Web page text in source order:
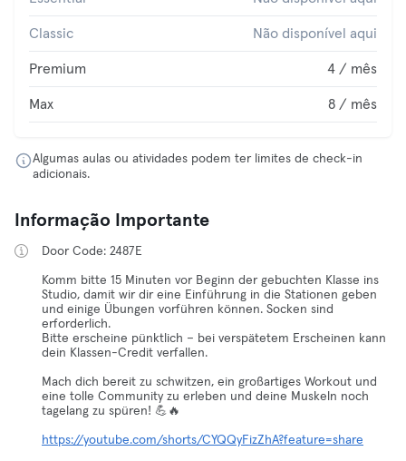
Classic Não disponível aqui
Premium 4 / mês
Max 8 / mês
Algumas aulas ou atividades podem ter limites de check-in
adicionais.
Informação Importante
Door Code: 2487E
Komm bitte 15 Minuten vor Beginn der gebuchten Klasse ins
Studio, damit wir dir eine Einführung in die Stationen geben
und einige Übungen vorführen können. Socken sind
erforderlich.
Bitte erscheine pünktlich – bei verspätetem Erscheinen kann
dein Klassen-Credit verfallen.
Mach dich bereit zu schwitzen, ein großartiges Workout und
eine tolle Community zu erleben und deine Muskeln noch
tagelang zu spüren! 💪🔥
https://youtube.com/shorts/CYQQyFizZhA?feature=share